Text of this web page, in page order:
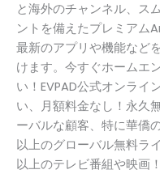
と海外のチャンネル、ス
ントを備えたプレミアム
最新のアプリや機能など
けます。今すぐホームエ
い！EVPAD公式オンライ
い、月額料金なし！永久
ーバルな顧客、特に華僑
以上のグローバル無料ラ
以上のテレビ番組や映画